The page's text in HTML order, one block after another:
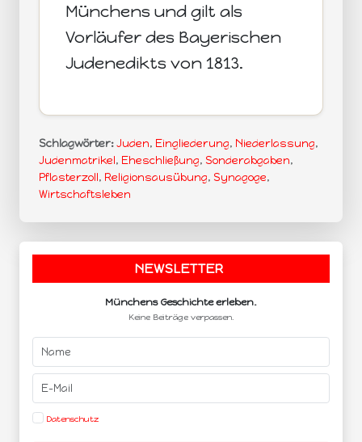
Münchens und gilt als
Vorläufer des Bayerischen
Judenedikts von 1813.
Schlagwörter: Juden, Eingliederung, Niederlassung,
Judenmatrikel , Eheschließung, Sonderabgaben,
Pflasterzoll , Religionsausübung, Synagoge,
Wirtschaftsleben
NEWSLETTER
Münchens Geschichte erleben.
Keine Beiträge verpassen.
Datenschutz